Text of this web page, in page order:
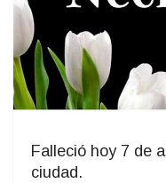
Falleció hoy 7 de
ciudad.